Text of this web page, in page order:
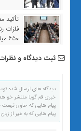
تأکید
فلزات
۶۵۰ میلیارد تومانی برای سال ۱۴۰۵
ثبت دیدگاه و
دیدگاه های ارسال شده
خبری قم گویا منتشر
پیام هایی که حاوی تهمت
پیام هایی که به غیر از